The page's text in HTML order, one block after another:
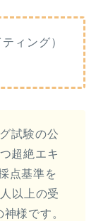
ィング）
試験の公
超絶エキ
点基準を
以上の受
様です。